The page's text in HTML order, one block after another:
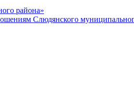
района»
Слюдянского